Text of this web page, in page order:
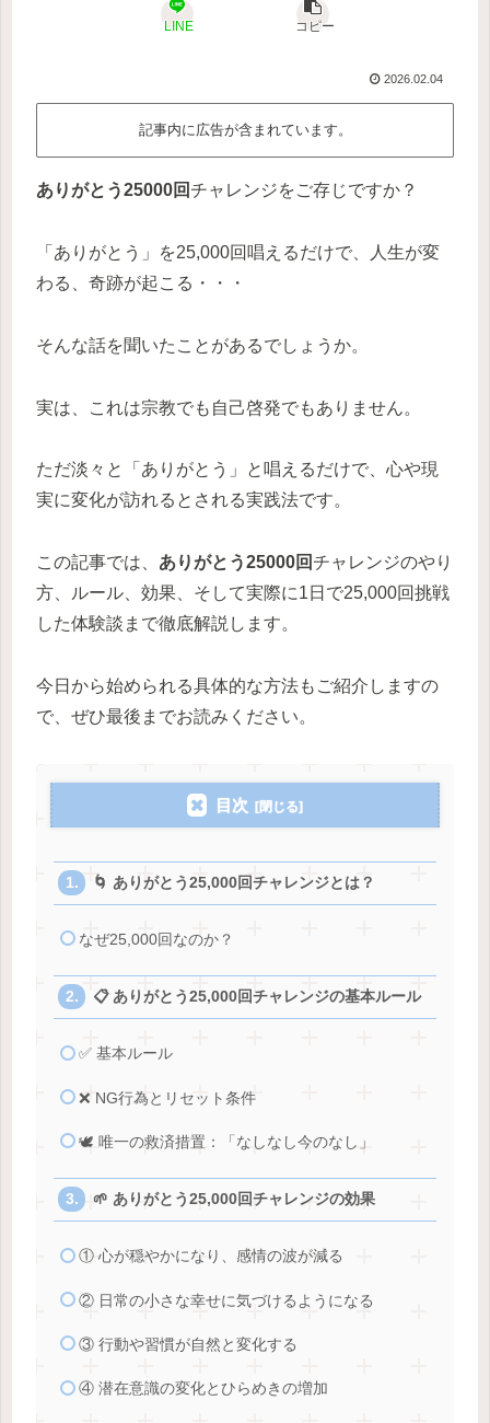
LINE コピー
2026.02.04
記事内に広告が含まれています。
ありがとう25000回チャレンジをご存じですか？
「ありがとう」を25,000回唱えるだけで、人生が変
わる、奇跡が起こる・・・
そんな話を聞いたことがあるでしょうか。
実は、これは宗教でも自己啓発でもありません。
ただ淡々と「ありがとう」と唱えるだけで、心や現
実に変化が訪れるとされる実践法です。
この記事では、 ありがとう25000回チャレンジのやり
方、ルール、効果、そして実際に1日で25,000回挑戦
した体験談まで徹底解説します。
今日から始められる具体的な方法もご紹介しますの
で、ぜひ最後までお読みください。
目次
🌀 ありがとう25,000回チャレンジとは？
なぜ25,000回なのか？
📋 ありがとう25,000回チャレンジの基本ルール
✅ 基本ルール
❌ NG行為とリセット条件
🕊 唯一の救済措置：「なしなし今のなし」
🌱 ありがとう25,000回チャレンジの効果
① 心が穏やかになり、感情の波が減る
② 日常の小さな幸せに気づけるようになる
③ 行動や習慣が自然と変化する
④ 潜在意識の変化とひらめきの増加